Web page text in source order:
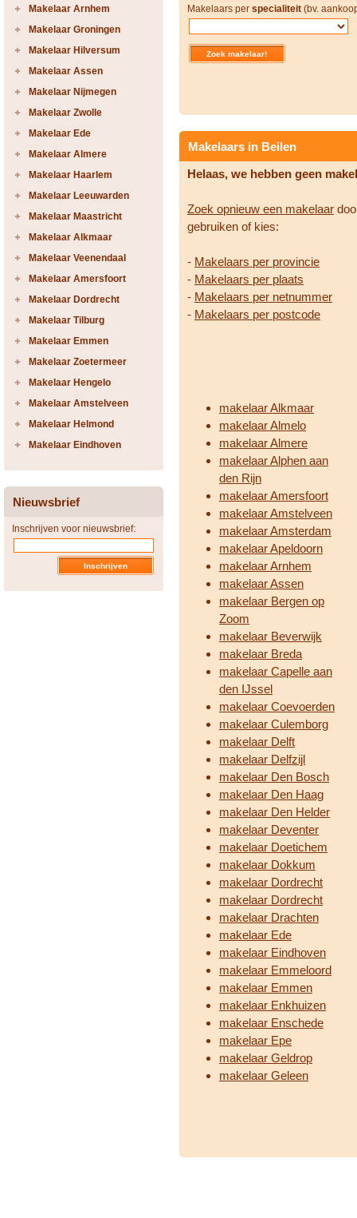
Makelaar Arnhem
Makelaar Groningen
Makelaar Hilversum
Makelaar Assen
Makelaar Nijmegen
Makelaar Zwolle
Makelaar Ede
Makelaar Almere
Makelaar Haarlem
Makelaar Leeuwarden
Makelaar Maastricht
Makelaar Alkmaar
Makelaar Veenendaal
Makelaar Amersfoort
Makelaar Dordrecht
Makelaar Tilburg
Makelaar Emmen
Makelaar Zoetermeer
Makelaar Hengelo
Makelaar Amstelveen
Makelaar Helmond
Makelaar Eindhoven
Nieuwsbrief
Inschrijven voor nieuwsbrief:
Makelaars per specialiteit (bv.
Makelaars in Beilen
Helaas, we hebben geen
Zoek opnieuw een makelaar
gebruiken of kies:
- Makelaars per provincie
- Makelaars per plaats
- Makelaars per netnummer
- Makelaars per postcode
makelaar Alkmaar
makelaar Almelo
makelaar Almere
makelaar Alphen aan
den Rijn
makelaar Amersfoort
makelaar Amstelveen
makelaar Amsterdam
makelaar Apeldoorn
makelaar Arnhem
makelaar Assen
makelaar Bergen op
Zoom
makelaar Beverwijk
makelaar Breda
makelaar Capelle aan
den IJssel
makelaar Coevoerden
makelaar Culemborg
makelaar Delft
makelaar Delfzijl
makelaar Den Bosch
makelaar Den Haag
makelaar Den Helder
makelaar Deventer
makelaar Doetichem
makelaar Dokkum
makelaar Dordrecht
makelaar Dordrecht
makelaar Drachten
makelaar Ede
makelaar Eindhoven
makelaar Emmeloord
makelaar Emmen
makelaar Enkhuizen
makelaar Enschede
makelaar Epe
makelaar Geldrop
makelaar Geleen